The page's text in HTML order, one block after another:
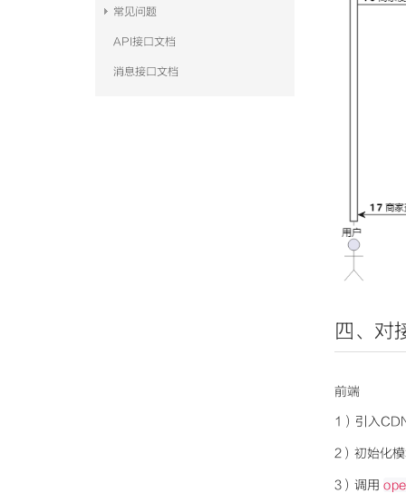
常见问题
API接口文档
消息接口文档
四、对
前端
1）引入
2）初始化
3）调用